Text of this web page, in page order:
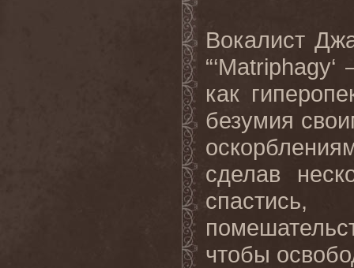
Вокалист
“‘Matriphagy‘
как
безумия
сделав
чтобы